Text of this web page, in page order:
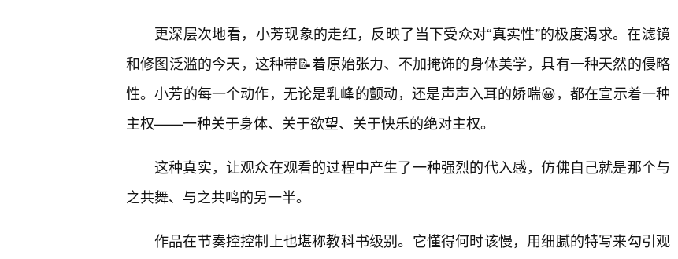
更深层次地看，小芳现象的走红，反映了当下受众对“真实性”的极度渴求。在滤镜
和修图泛滥的今天，这种带📝着原始张力、不加掩饰的身体美学，具有一种天然的侵略
性。小芳的每一个动作，无论是乳峰的颤动，还是声声入耳的娇喘😀，都在宣示着一种
主权——一种关于身体、关于欲望、关于快乐的绝对主权。
这种真实，让观众在观看的过程中产生了一种强烈的代入感，仿佛自己就是那个与
之共舞、与之共鸣的另一半。
作品在节奏控控制上也堪称教科书级别。它懂得何时该慢，用细腻的特写来勾引观